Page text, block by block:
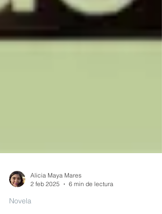
2 feb 2025